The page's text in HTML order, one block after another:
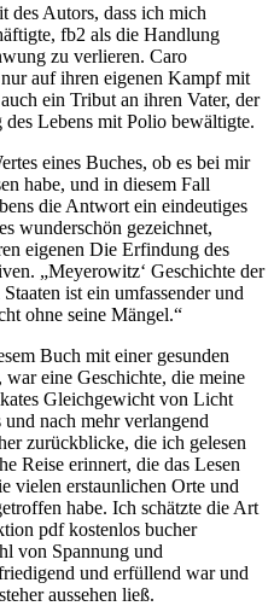
des Autors, dass ich mich
fb2 als die Handlung
zu verlieren. Caro
auf ihren eigenen Kampf mit
ein Tribut an ihren Vater, der
Lebens mit Polio bewältigte.
eines Buches, ob es bei mir
habe, und in diesem Fall
die Antwort ein eindeutiges
wunderschön gezeichnet,
eigenen Die Erfindung des
„Meyerowitz‘ Geschichte der
ist ein umfassender und
ohne seine Mängel.“
Buch mit einer gesunden
eine Geschichte, die meine
Gleichgewicht von Licht
nach mehr verlangend
zurückblicke, die ich gelesen
Reise erinnert, die das Lesen
vielen erstaunlichen Orte und
habe. Ich schätzte die Art
pdf kostenlos bucher
von Spannung und
und erfüllend war und
aussehen ließ.